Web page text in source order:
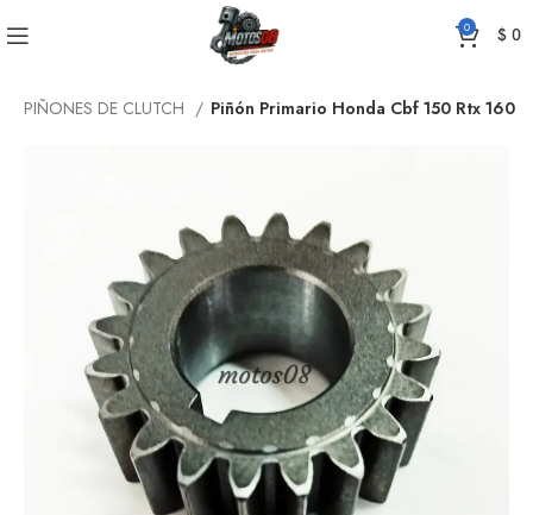
0 $0
PIÑONES DE CLUTCH Piñón Primario Honda Cbf 150 Rtx 160